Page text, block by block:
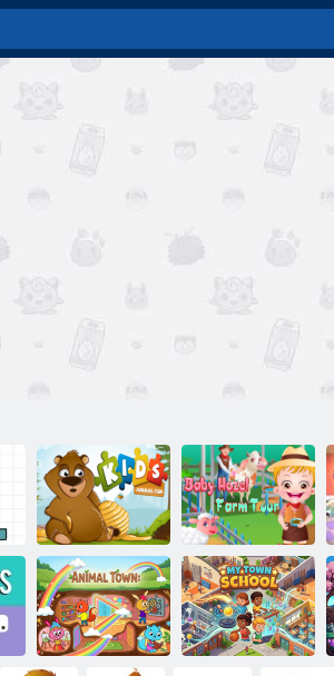
Bērnu dzīvnieku
izklaide
Baby Hazel
Farm tūre